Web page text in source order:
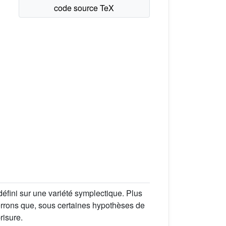
sur une variété symplectique. Plus
que, sous certaines hypothèses de